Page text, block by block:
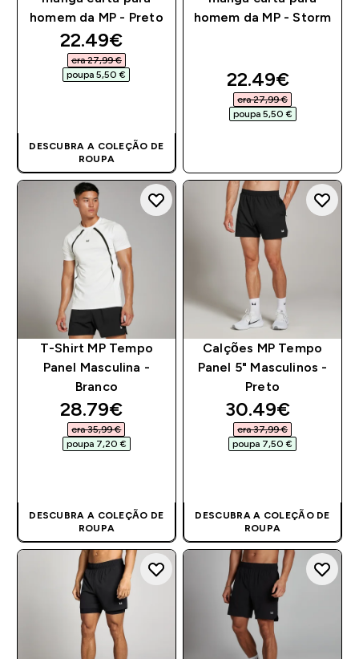
homem da MP - Preto
discounted price
22.49€‎
era 27,99 €‎
poupa 5,50 €‎
DESCUBRA A COLEÇÃO DE
ROUPA
homem da MP - Storm
discounted
22.49€‎
era 27,99 €‎
poupa 5,50 €‎
T-Shirt MP Tempo
Panel Masculina -
Branco
discounted price
28.79€‎
era 35,99 €‎
poupa 7,20 €‎
DESCUBRA A COLEÇÃO DE
ROUPA
Calções MP Tempo
Panel 5" Masculinos -
Preto
discounted
30.49€‎
era 37,99 €‎
poupa 7,50 €‎
DESCUBRA A COLEÇÃO DE
ROUPA